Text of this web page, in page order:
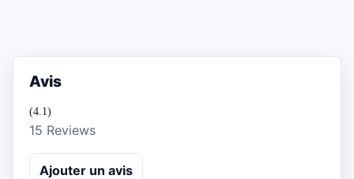
Avis
(4.1)
15 Reviews
Ajouter un avis